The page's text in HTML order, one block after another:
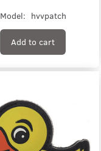
Model: hvvpatch
Add to cart